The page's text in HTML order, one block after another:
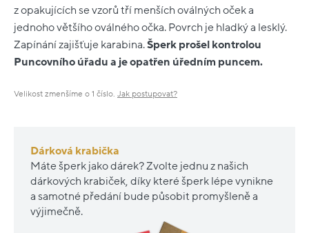
z opakujících se vzorů tří menších oválných oček a
jednoho většího oválného očka. Povrch je hladký a lesklý.
Zapínání zajišťuje karabina.Šperk prošel kontrolou
Puncovního úřadu a je opatřen úředním puncem.
Velikost zmenšíme o 1 číslo. Jak postupovat?
Dárková krabička
Máte šperk jako dárek? Zvolte jednu z našich
dárkových krabiček, díky které šperk lépe vynikne
a samotné předání bude působit promyšleně a
výjimečně.